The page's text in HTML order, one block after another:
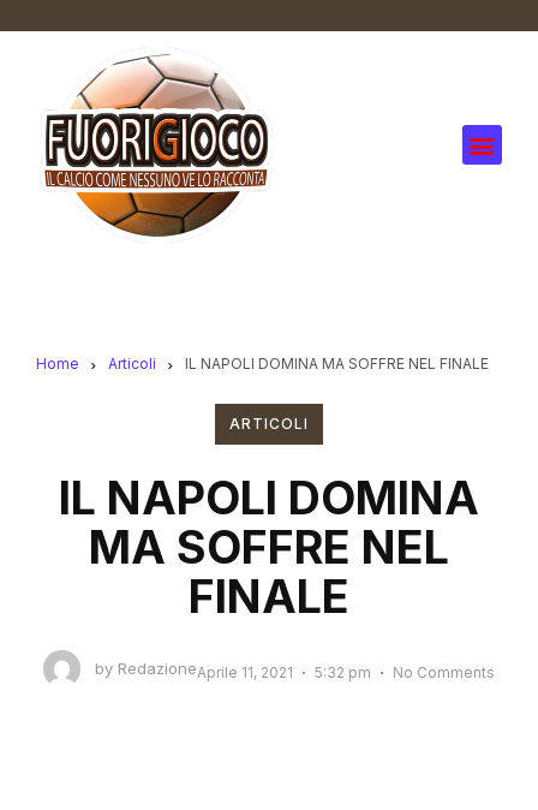
Home Articoli IL NAPOLI DOMINA MA SOFFRE NEL FINALE
ARTICOLI
IL NAPOLI DOMINA
MA SOFFRE NEL
FINALE
by RedazioneAprile 11, 2021 5:32 pm No Comments